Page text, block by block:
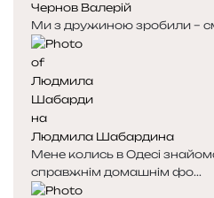
Чернов Валерій
Ми з дружиною зробили –
Людмила Шабардина
Мене колись в Одесі
справжнім домашнім фо...